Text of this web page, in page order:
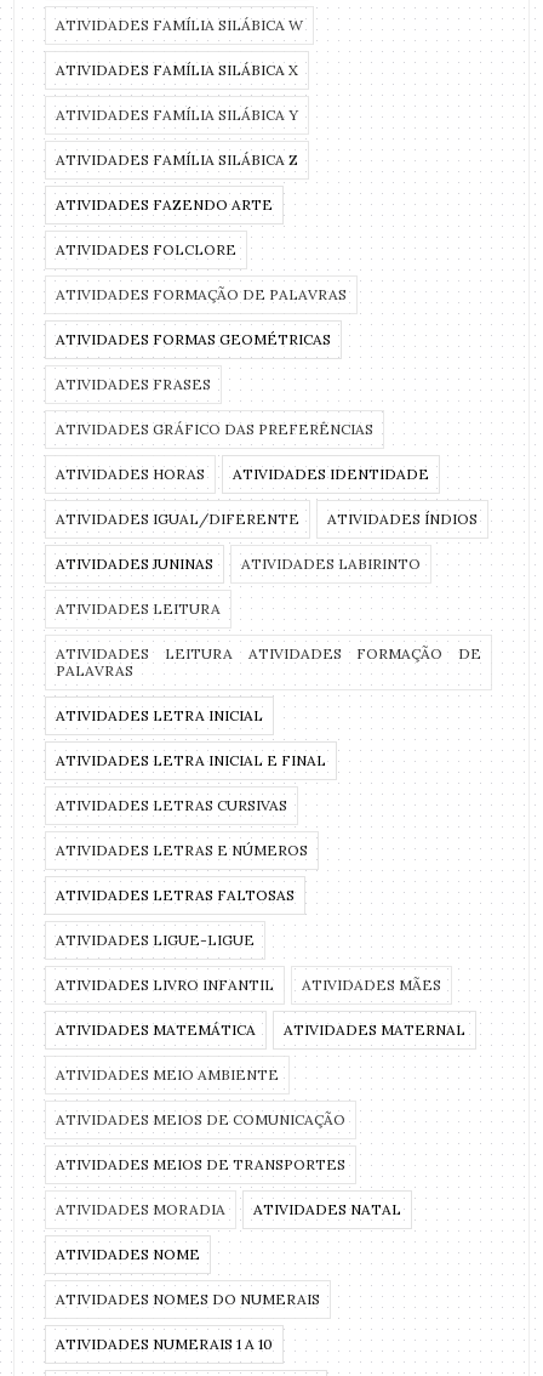
ATIVIDADES FAMÍLIA SILÁBICA W
ATIVIDADES FAMÍLIA SILÁBICA X
ATIVIDADES FAMÍLIA SILÁBICA Y
ATIVIDADES FAMÍLIA SILÁBICA Z
ATIVIDADES FAZENDO ARTE
ATIVIDADES FOLCLORE
ATIVIDADES FORMAÇÃO DE PALAVRAS
ATIVIDADES FORMAS GEOMÉTRICAS
ATIVIDADES FRASES
ATIVIDADES GRÁFICO DAS PREFERÊNCIAS
ATIVIDADES HORAS ATIVIDADES IDENTIDADE
ATIVIDADES IGUAL/DIFERENTE ATIVIDADES ÍNDIOS
ATIVIDADES JUNINAS ATIVIDADES LABIRINTO
ATIVIDADES LEITURA
ATIVIDADES LEITURA ATIVIDADES FORMAÇÃO DE
PALAVRAS
ATIVIDADES LETRA INICIAL
ATIVIDADES LETRA INICIAL E FINAL
ATIVIDADES LETRAS CURSIVAS
ATIVIDADES LETRAS E NÚMEROS
ATIVIDADES LETRAS FALTOSAS
ATIVIDADES LIGUE-LIGUE
ATIVIDADES LIVRO INFANTIL ATIVIDADES MÃES
ATIVIDADES MATEMÁTICA ATIVIDADES MATERNAL
ATIVIDADES MEIO AMBIENTE
ATIVIDADES MEIOS DE COMUNICAÇÃO
ATIVIDADES MEIOS DE TRANSPORTES
ATIVIDADES MORADIA ATIVIDADES NATAL
ATIVIDADES NOME
ATIVIDADES NOMES DO NUMERAIS
ATIVIDADES NUMERAIS 1 A 10